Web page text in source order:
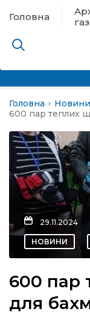
Головна
евакуації
новини
Головна
Новини
600 пар теплих
29.11.2024
НОВИНИ
600 пар
для